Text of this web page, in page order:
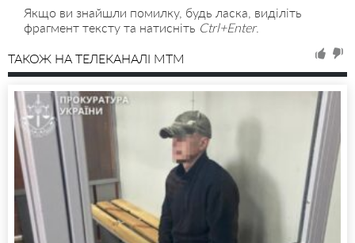
Якщо ви знайшли помилку, будь ласка, виділіть
фрагмент тексту та натисніть Ctrl+Enter.
ТАКОЖ НА ТЕЛЕКАНАЛІ MTM